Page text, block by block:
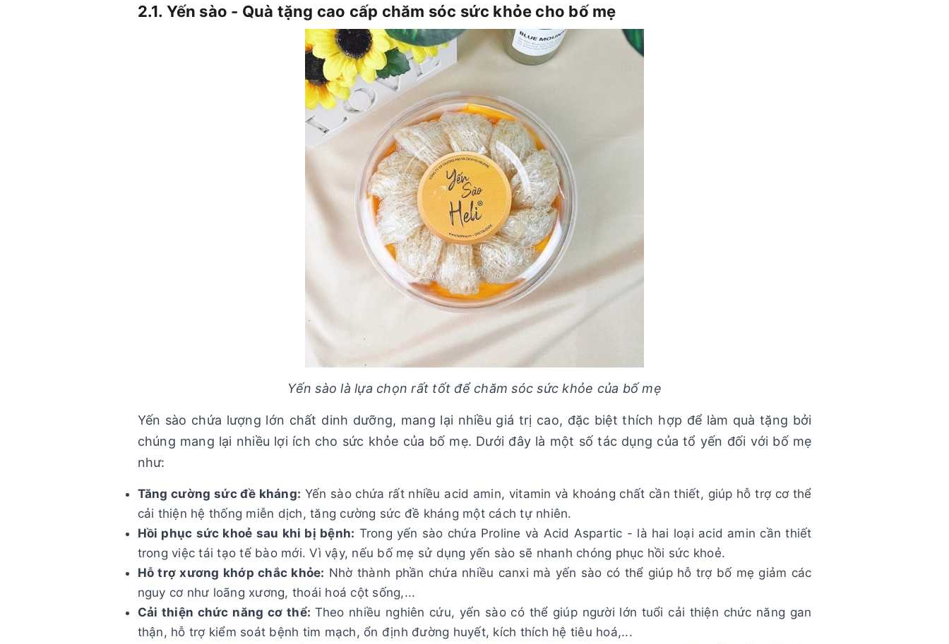
2.1. Yến sào - Quà tặng cao cấp chăm sóc sức khỏe cho bố mẹ
Yến sào là lựa chọn rất tốt để chăm sóc sức khỏe của bố mẹ
Yến sào chứa lượng lớn chất dinh dưỡng, mang lại nhiều giá trị cao, đặc biệt thích hợp để làm quà tặng bởi
chúng mang lại nhiều lợi ích cho sức khỏe của bố mẹ. Dưới đây là một số tác dụng của tổ yến đối với bố mẹ
như:
Tăng cường sức đề kháng: Yến sào chứa rất nhiều acid amin, vitamin và khoáng chất cần thiết, giúp hỗ trợ cơ thể
cải thiện hệ thống miễn dịch, tăng cường sức đề kháng một cách tự nhiên.
Hồi phục sức khoẻ sau khi bị bệnh: Trong yến sào chứa Proline và Acid Aspartic - là hai loại acid amin cần thiết
trong việc tái tạo tế bào mới. Vì vậy, nếu bố mẹ sử dụng yến sào sẽ nhanh chóng phục hồi sức khoẻ.
Hỗ trợ xương khớp chắc khỏe: Nhờ thành phần chứa nhiều canxi mà yến sào có thể giúp hỗ trợ bố mẹ giảm các
nguy cơ như loãng xương, thoái hoá cột sống,...
Cải thiện chức năng cơ thể: Theo nhiều nghiên cứu, yến sào có thể giúp người lớn tuổi cải thiện chức năng gan
thận, hỗ trợ kiểm soát bệnh tim mạch, ổn định đường huyết, kích thích hệ tiêu hoá,...